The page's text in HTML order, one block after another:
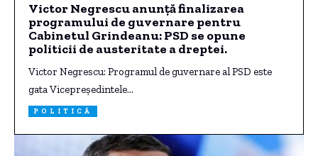
Victor Negrescu anunță finalizarea
programului de guvernare pentru
Cabinetul Grindeanu: PSD se opune
politicii de austeritate a dreptei.
Victor Negrescu: Programul de guvernare al PSD este
gata Vicepreşedintele…
POLITICĂ